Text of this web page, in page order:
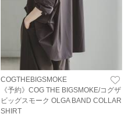
COGTHEBIGSMOKE
《予約》COG THE BIGSMOKE/コグザ
ビッグスモーク OLGA BAND COLLAR
SHIRT